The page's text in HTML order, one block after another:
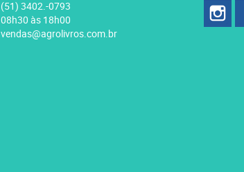
(51) 3402.-0793
08h30 às 18h00
vendas@agrolivros.com.br